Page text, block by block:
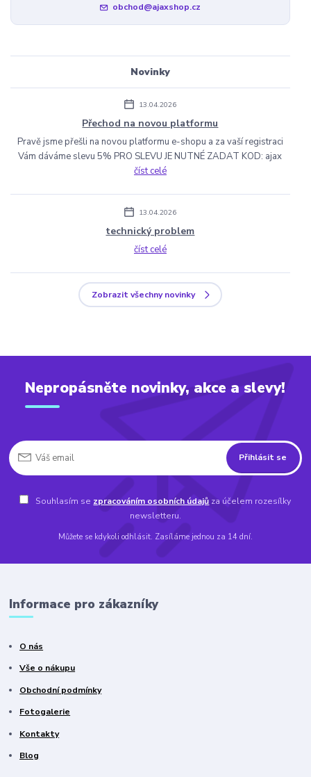
obchod@ajaxshop.cz
Novinky
13.04.2026
Přechod na novou platformu
Pravě jsme přešli na novou platformu e-shopu a za vaší registraci
Vám dáváme slevu 5% PRO SLEVU JE NUTNÉ ZADAT KOD: ajax
číst celé
13.04.2026
technický problem
číst celé
Zobrazit všechny novinky
Nepropásněte novinky, akce a slevy!
Přihlásit se
Souhlasím se zpracováním osobních údajů za účelem rozesílky
newsletteru.
Můžete se kdykoli odhlásit. Zasíláme jednou za 14 dní.
Informace pro zákazníky
O nás
Vše o nákupu
Obchodní podmínky
Fotogalerie
Kontakty
Blog